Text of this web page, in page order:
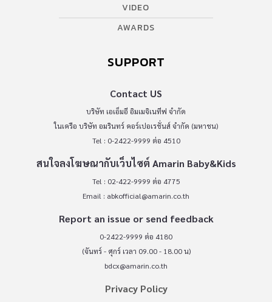
VIDEO
AWARDS
SUPPORT
Contact US
บริษัท เอเอ็มอี อิมเมจิเนทีฟ จำกัด
ในเครือ บริษัท อมรินทร์ คอร์เปอเรชั่นส์ จำกัด (มหาชน)
Tel : 0-2422-9999 ต่อ 4510
สนใจลงโฆษณากับเว็บไซต์ Amarin Baby&Kids
Tel : 02-422-9999 ต่อ 4775
Email : abkofficial@amarin.co.th
Report an issue or send feedback
0-2422-9999 ต่อ 4180
(จันทร์ - ศุกร์ เวลา 09.00 - 18.00 น)
bdcx@amarin.co.th
Privacy Policy